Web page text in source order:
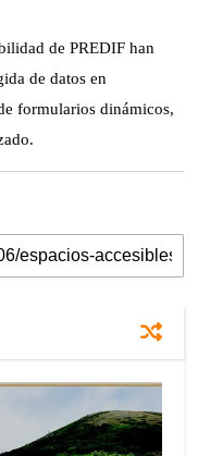
de PREDIF han
de datos en
formularios dinámicos,